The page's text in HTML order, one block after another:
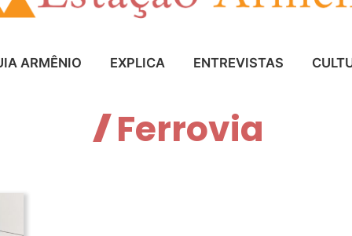
ARMÊNIO EXPLICA ENTREVISTAS
Ferrovia